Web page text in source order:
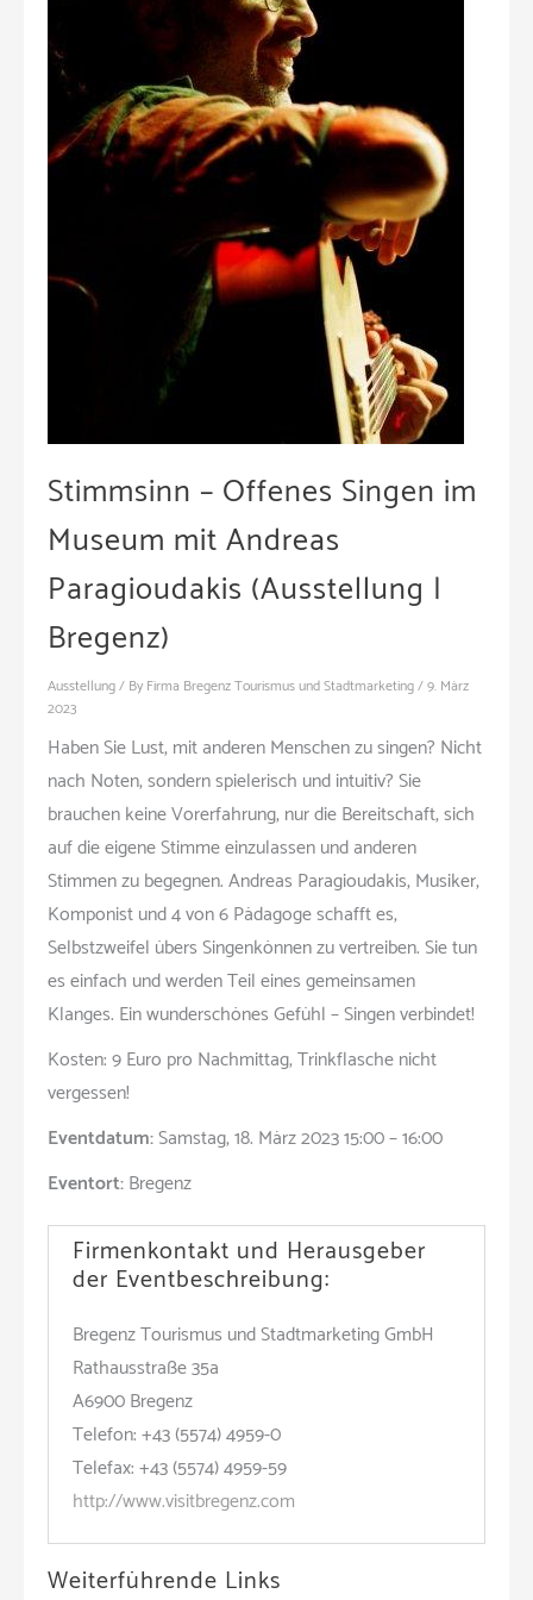
Stimmsinn – Offenes Singen im
Museum mit Andreas
Paragioudakis (Ausstellung |
Bregenz)
Ausstellung/ By Firma Bregenz Tourismus und Stadtmarketing/9. März
2023
Haben Sie Lust, mit anderen Menschen zu singen? Nicht
nach Noten, sondern spielerisch und intuitiv? Sie
brauchen keine Vorerfahrung, nur die Bereitschaft, sich
auf die eigene Stimme einzulassen und anderen
Stimmen zu begegnen. Andreas Paragioudakis, Musiker,
Komponist und 4 von 6 Pädagoge schafft es,
Selbstzweifel übers Singenkönnen zu vertreiben. Sie tun
es einfach und werden Teil eines gemeinsamen
Klanges. Ein wunderschönes Gefühl – Singen verbindet!
Kosten: 9 Euro pro Nachmittag, Trinkflasche nicht
vergessen!
Eventdatum:Samstag, 18. März 2023 15:00 – 16:00
Eventort:Bregenz
Firmenkontakt und Herausgeber
der Eventbeschreibung:
Bregenz Tourismus und Stadtmarketing GmbH
Rathausstraße 35a
A6900 Bregenz
Telefon: +43 (5574) 4959-0
Telefax: +43 (5574) 4959-59
http://www.visitbregenz.com
Weiterführende Links